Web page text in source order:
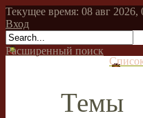
Текущее время: 08 авг 2026,
Вход
Расширенный поиск
Темы